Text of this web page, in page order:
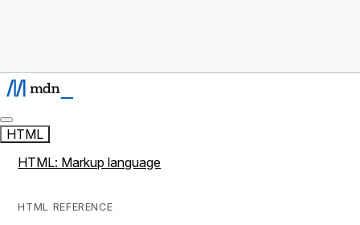
HTML
HTML: Markup language
HTML REFERENCE